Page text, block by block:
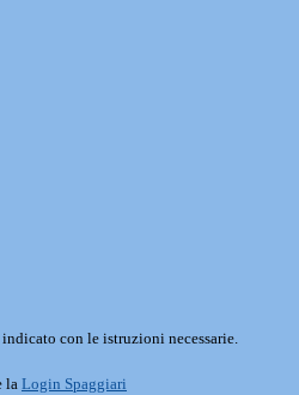
con le istruzioni necessarie.
la Login Spaggiari